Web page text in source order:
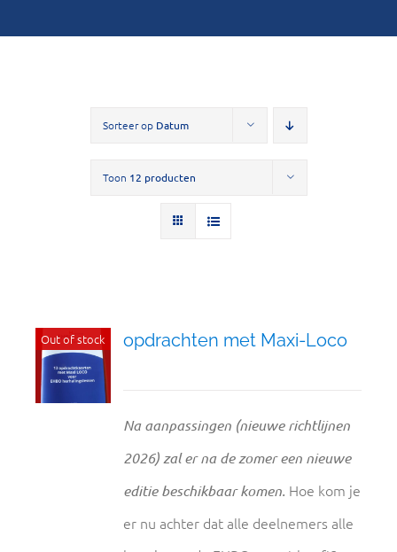
Sorteer op Datum
Toon 12 producten
Out of stock opdrachten met Maxi-Loco
Na aanpassingen (nieuwe richtlijnen
2026) zal er na de zomer een nieuwe
editie beschikbaar komen. Hoe kom je
er nu achter dat alle deelnemers alle